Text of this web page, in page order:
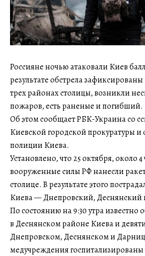
Россияне ночью атаковали Киев
результате обстрела
трех районах столицы, возникли
пожаров, есть раненые и погибший.
Об этом сообщает РБК-Украина со
Киевской городской прокуратуры
полиции Киева.
Установлено, что 25 октября, около 4
вооруженные силы РФ нанесли
столице. В результате этого
Киева — Днепровский,
По состоянию на 9:30 утра
в Деснянском районе Киева и
Днепровском, Деснянском и
медучреждения госпитализированы